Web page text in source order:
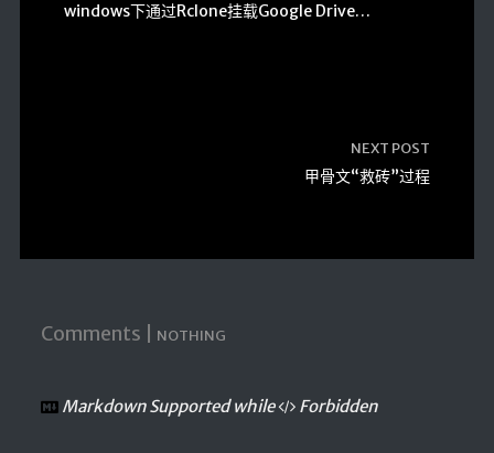
windows下通过Rclone挂载Google Drive到本地
NEXT POST
甲骨文“救砖”过程
Comments | NOTHING
Markdown Supported while Forbidden